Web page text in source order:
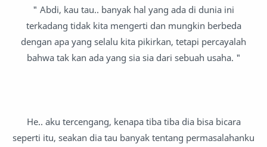
" Abdi, kau tau.. banyak hal yang ada di dunia ini
terkadang tidak kita mengerti dan mungkin berbeda
dengan apa yang selalu kita pikirkan, tetapi percayalah
bahwa tak kan ada yang sia sia dari sebuah usaha. "
He.. aku tercengang, kenapa tiba tiba dia bisa bicara
seperti itu, seakan dia tau banyak tentang permasalahanku